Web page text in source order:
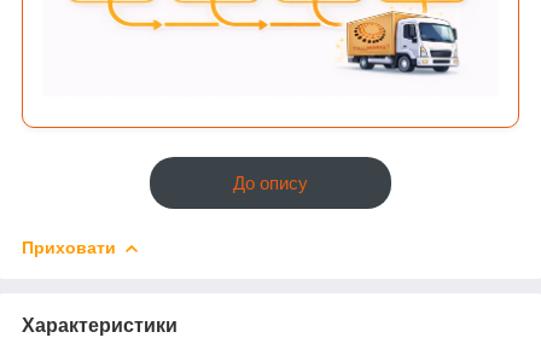
До опису
Приховати
Характеристики